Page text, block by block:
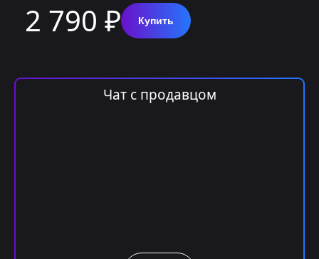
2 790 ₽ Купить
Чат с продавцом